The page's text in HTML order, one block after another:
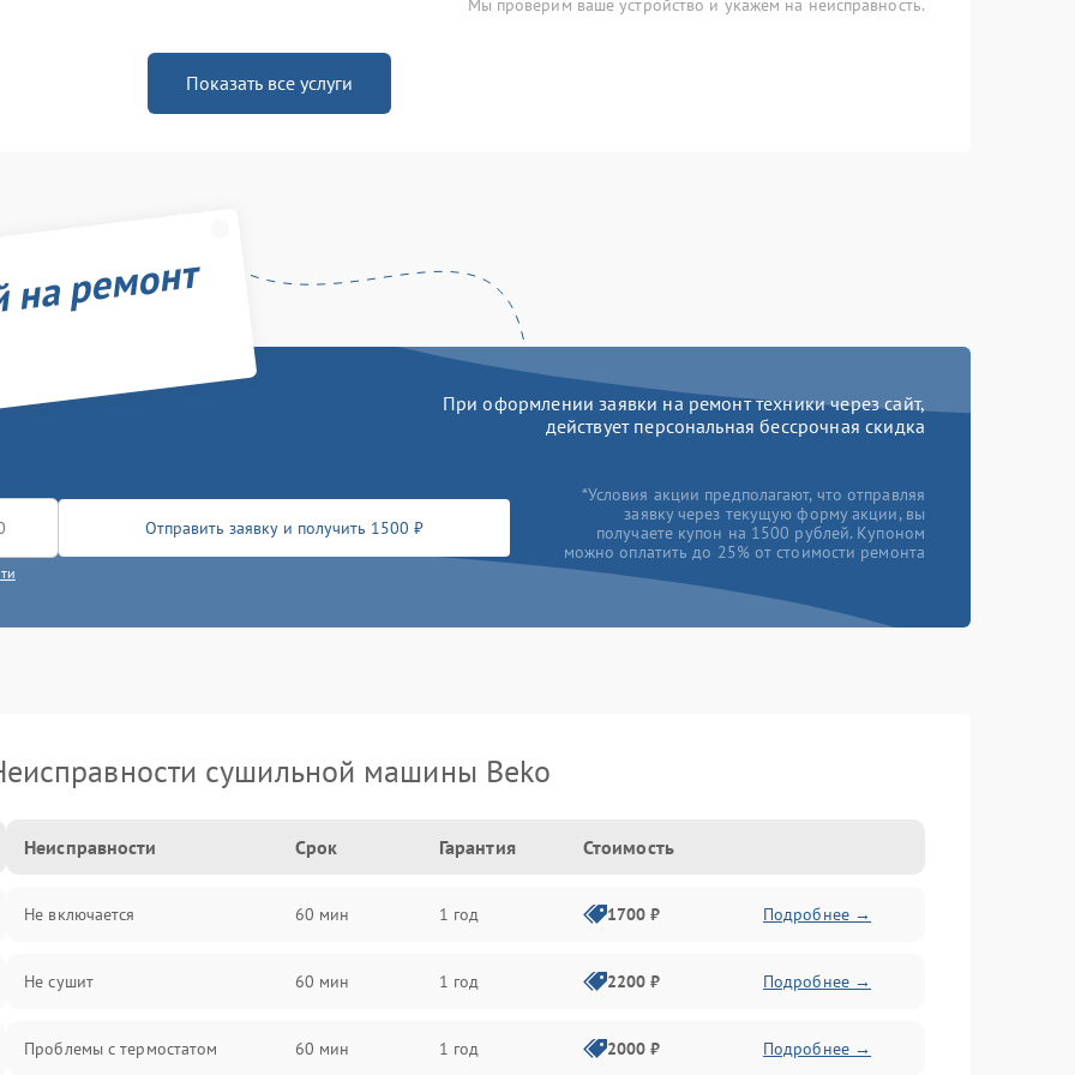
Мы проверим ваше устройство и укажем на неисправность.
Показать все услуги
ремонт
При оформлении заявки на ремонт техники через сайт,
действует персональная бессрочная скидка
Отправить заявку и получить 1500 ₽
*Условия акции предполагают, что отправляя
заявку через текущую форму акции, вы
получаете купон на 1500 рублей. Купоном
можно оплатить до 25% от стоимости ремонта
сушильной машины Beko
Неисправности Срок Гарантия Стоимость
Не включается 60 мин 1 год 1700 ₽ Подробнее →
Не сушит 60 мин 1 год 2200 ₽ Подробнее →
Проблемы с термостатом 60 мин 1 год 2000 ₽ Подробнее →